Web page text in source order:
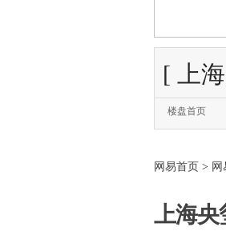
[ 上
楼盘首页
网易首页 >
上海央